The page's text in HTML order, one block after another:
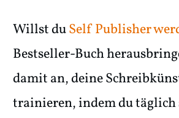
Willst duSelf Publisher
Bestseller-Buch
damit an, deine
trainieren, indem du täglich